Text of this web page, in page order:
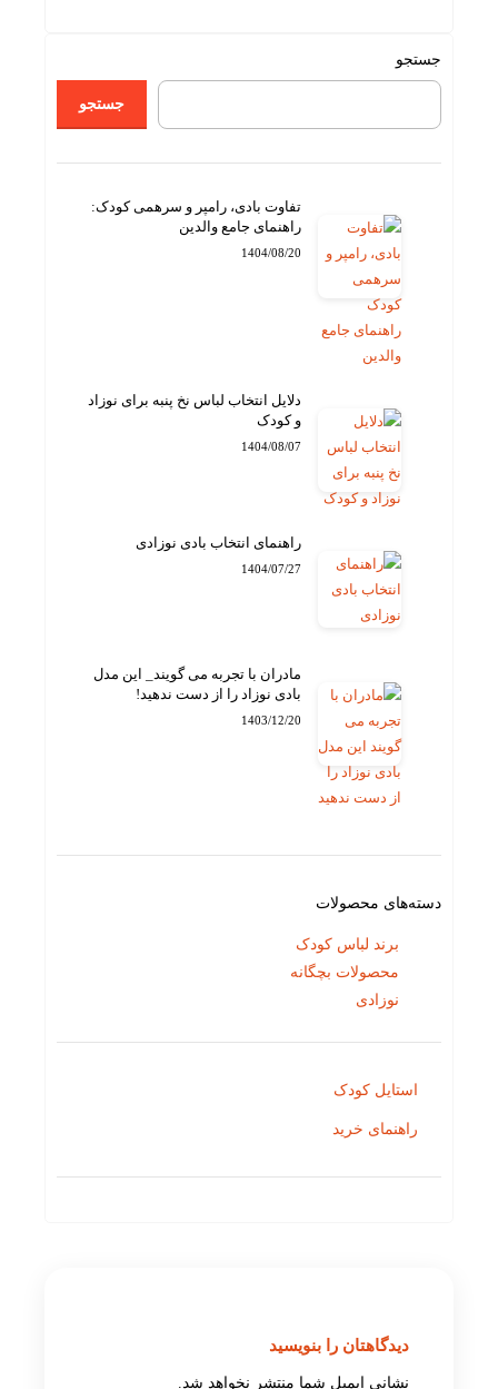
جستجو
جستجو
تفاوت بادی، رامپر و سرهمی کودک:
راهنمای جامع والدین
1404/08/20
دلایل انتخاب لباس نخ پنبه برای نوزاد
و کودک
1404/08/07
راهنمای انتخاب بادی نوزادی
1404/07/27
مادران با تجربه می گویند_ این مدل
بادی نوزاد را از دست ندهید!
1403/12/20
دسته‌های محصولات
برند لباس کودک
محصولات بچگانه
نوزادی
استایل کودک
راهنمای خرید
دیدگاهتان را بنویسید
نشانی ایمیل شما منتشر نخواهد شد.